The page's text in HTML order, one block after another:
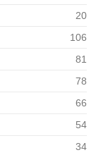
20
106
81
78
66
54
34